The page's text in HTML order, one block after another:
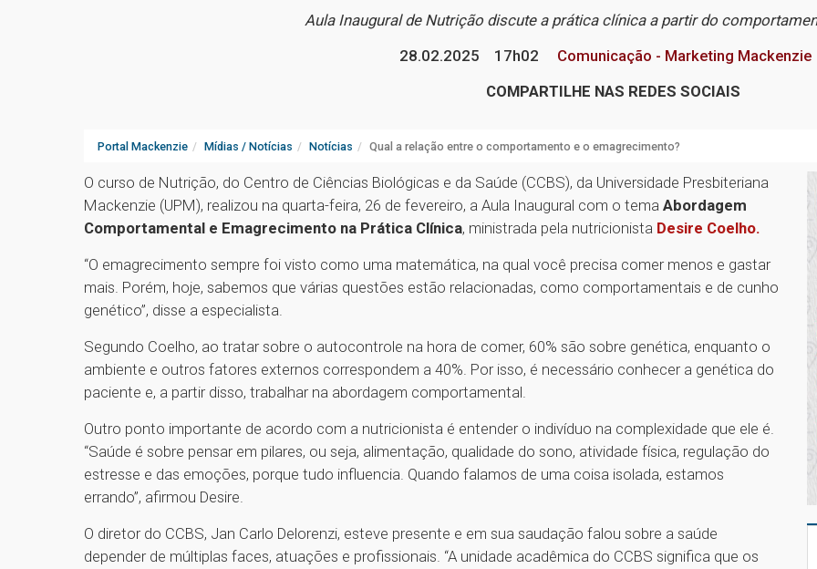
Aula Inaugural de Nutrição discute a prática clínica a partir do
28.02.2025
17h02
Comunicação - Marketing Mackenzie
COMPARTILHE NAS REDES SOCIAIS
Portal Mackenzie Mídias / Notícias Notícias Qual a relação entre o comportamento e o emagrecimento?
O curso de Nutrição, do Centro de Ciências Biológicas e da Saúde (CCBS), da Universidade Presbiteriana
Mackenzie (UPM), realizou na quarta-feira, 26 de fevereiro, a Aula Inaugural com o tema Abordagem
Comportamental e Emagrecimento na Prática Clínica, ministrada pela nutricionista Desire Coelho.
“O emagrecimento sempre foi visto como uma matemática, na qual você precisa comer menos e gastar
mais. Porém, hoje, sabemos que várias questões estão relacionadas, como comportamentais e de cunho
genético”, disse a especialista.
Segundo Coelho, ao tratar sobre o autocontrole na hora de comer, 60% são sobre genética, enquanto o
ambiente e outros fatores externos correspondem a 40%. Por isso, é necessário conhecer a genética do
paciente e, a partir disso, trabalhar na abordagem comportamental.
Outro ponto importante de acordo com a nutricionista é entender o indivíduo na complexidade que ele é.
“Saúde é sobre pensar em pilares, ou seja, alimentação, qualidade do sono, atividade física, regulação do
estresse e das emoções, porque tudo influencia. Quando falamos de uma coisa isolada, estamos
errando”, afirmou Desire.
O diretor do CCBS, Jan Carlo Delorenzi, esteve presente e em sua saudação falou sobre a saúde
depender de múltiplas faces, atuações e profissionais. “A unidade acadêmica do CCBS significa que os